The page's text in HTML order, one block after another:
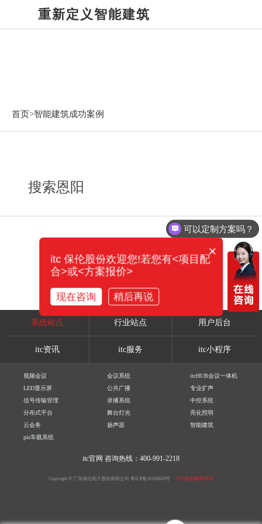
重新定义智能建筑
首页>智能建筑成功案例
搜索恩阳
系统站点 行业站点 用户后台
itc资讯 itc服务 itc小程序
视频会议 会议系统
itcHUB会议一体机
LED显示屏
公共广播
专业扩声
信号传输管理
录播系统
中控系统
分布式平台
舞台灯光
亮化照明
云会务
扬声器
智能建筑
pis车载系统
itc官网 咨询热线：400-991-2218
Copyright © 广东保伦电子股份有限公司 粤ICP备16106620号 产品参数解释声明
可以定制方案吗？
×
itc 保伦股份欢迎您!若您有<项目配
合>或<方案报价>
现在咨询 稍后再说